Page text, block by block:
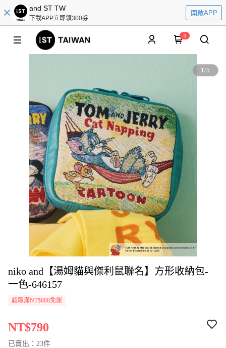
and ST TW
下載APP立即領300券
開啟APP
0
1/5
niko and【湯姆貓與傑利鼠聯名】方形收納包-
一色-646157
超取滿NT$888免運
NT$790
已賣出：23件